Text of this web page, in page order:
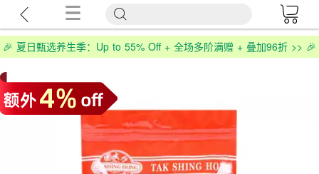
🎉 夏日甄选养生季：Up to 55% Off + 全场多阶满赠 + 叠加96折 >> 🎉